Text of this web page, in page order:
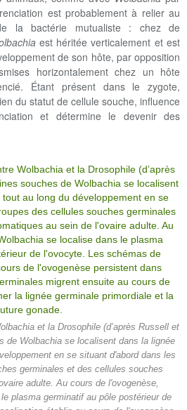
est probablement à relier au
la bactérie mutualiste : chez de
est héritée verticalement et est
de son hôte, par opposition
horizontalement chez un hôte
Étant présent dans le zygote,
du statut de cellule souche, influence
et détermine le devenir des
et la Drosophile (d’après Russell et
de Wolbachia se localisent dans la lignée
en se situant d'abord dans les
germinales et des cellules souches
adulte. Au cours de l'ovogenèse,
plasma germinatif au pôle postérieur de